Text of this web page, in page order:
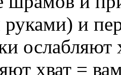
и
ослабляют
хват =